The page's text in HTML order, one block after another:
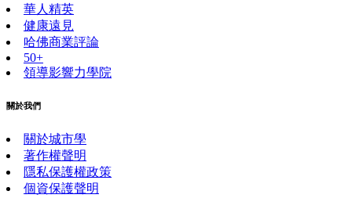
華人精英
健康遠見
哈佛商業評論
50+
領導影響力學院
關於我們
關於城市學
著作權聲明
隱私保護權政策
個資保護聲明